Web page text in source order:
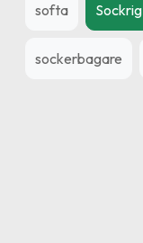
softa Sockrig
sockerbagare